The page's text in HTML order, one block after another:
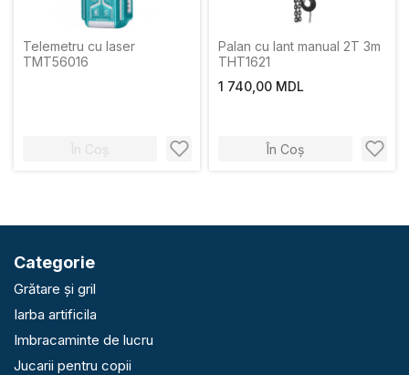
Telemetru cu laser
TMT56016
În Coș
Palan cu lant manual 2T 3m
THT1621
1 740,00 MDL
În Coș
Categorie
Grătare și gril
Iarba artificila
Imbracaminte de lucru
Jucarii pentru copii